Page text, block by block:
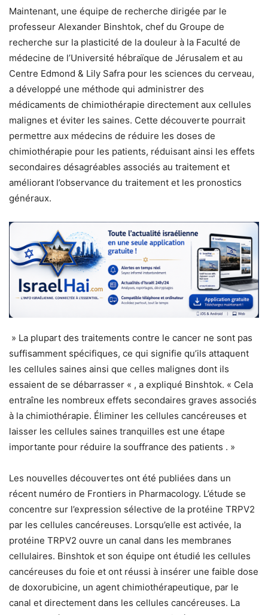
Maintenant, une équipe de recherche dirigée par le
professeur Alexander Binshtok, chef du Groupe de
recherche sur la plasticité de la douleur à la Faculté de
médecine de l’Université hébraïque de Jérusalem et au
Centre Edmond & Lily Safra pour les sciences du cerveau,
a développé une méthode qui administrer des
médicaments de chimiothérapie directement aux cellules
malignes et éviter les saines. Cette découverte pourrait
permettre aux médecins de réduire les doses de
chimiothérapie pour les patients, réduisant ainsi les effets
secondaires désagréables associés au traitement et
améliorant l’observance du traitement et les pronostics
généraux.
» La plupart des traitements contre le cancer ne sont pas
suffisamment spécifiques, ce qui signifie qu’ils attaquent
les cellules saines ainsi que celles malignes dont ils
essaient de se débarrasser « , a expliqué Binshtok. « Cela
entraîne les nombreux effets secondaires graves associés
à la chimiothérapie. Éliminer les cellules cancéreuses et
laisser les cellules saines tranquilles est une étape
importante pour réduire la souffrance des patients . »
Les nouvelles découvertes ont été publiées dans un
récent numéro de Frontiers in Pharmacology. L’étude se
concentre sur l’expression sélective de la protéine TRPV2
par les cellules cancéreuses. Lorsqu’elle est activée, la
protéine TRPV2 ouvre un canal dans les membranes
cellulaires. Binshtok et son équipe ont étudié les cellules
cancéreuses du foie et ont réussi à insérer une faible dose
de doxorubicine, un agent chimiothérapeutique, par le
canal et directement dans les cellules cancéreuses. La